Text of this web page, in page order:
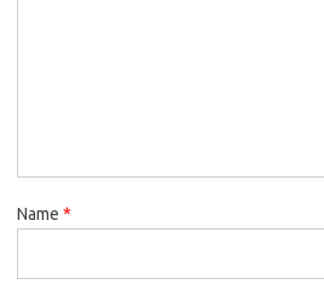
Name *